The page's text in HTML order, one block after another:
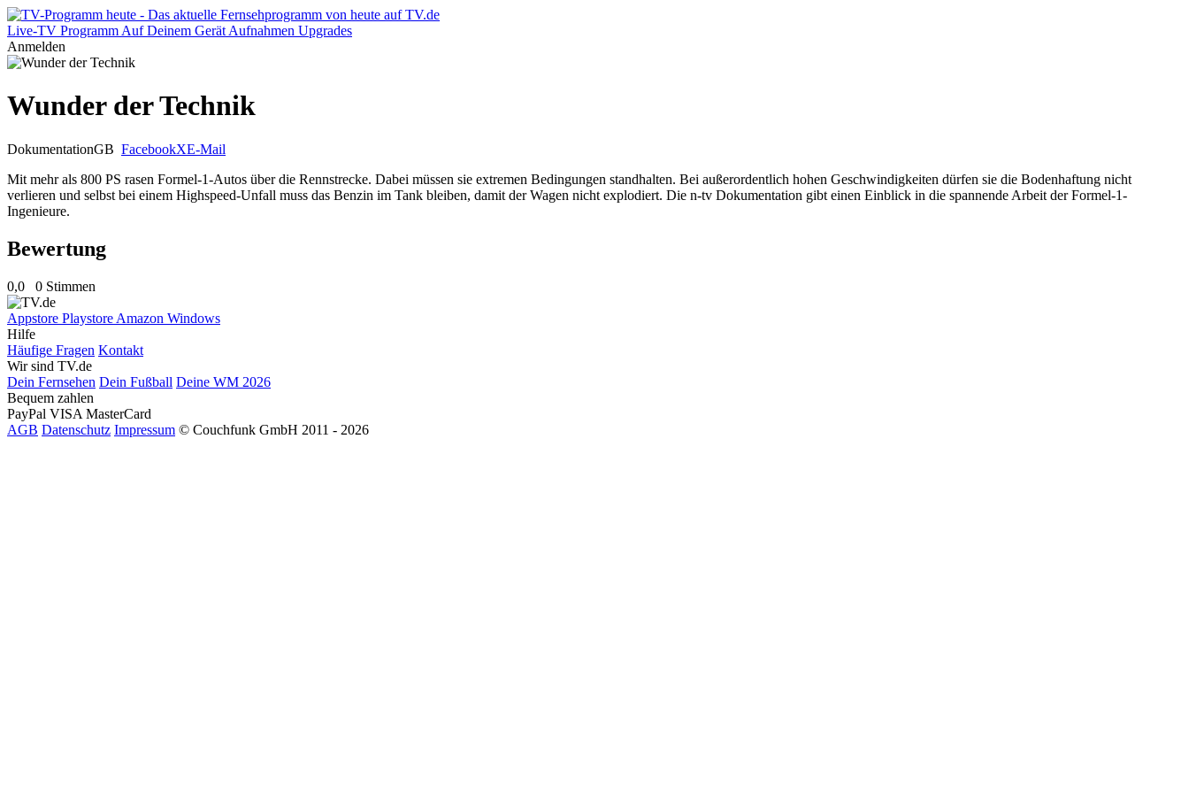
Live-TV Programm Auf Deinem Gerät Aufnahmen Upgrades
Anmelden
Wunder der Technik
DokumentationGB FacebookXE-Mail
Mit mehr als 800 PS rasen Formel-1-Autos über die Rennstrecke. Dabei müssen sie extremen Bedingungen standhalten. Bei außerordentlich hohen Geschwindigkeiten dürfen sie die Bodenhaftung nicht
verlieren und selbst bei einem Highspeed-Unfall muss das Benzin im Tank bleiben, damit der Wagen nicht explodiert. Die n-tv Dokumentation gibt einen Einblick in die spannende Arbeit der Formel-1-
Ingenieure.
Bewertung
0,0 0 Stimmen
Appstore Playstore Amazon Windows
Hilfe
Häufige Fragen Kontakt
Wir sind TV.de
Dein Fernsehen Dein Fußball Deine WM 2026
Bequem zahlen
PayPal VISA MasterCard
AGB Datenschutz Impressum © Couchfunk GmbH 2011 - 2026